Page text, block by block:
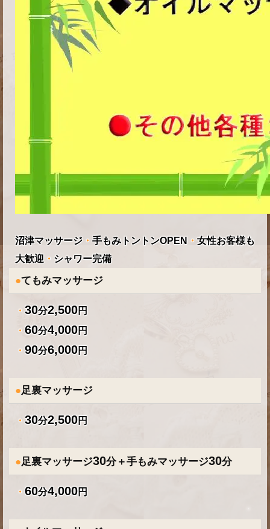
沼津マッサージ ・ 手もみトントンOPEN ・女性お客様も
大歓迎 ・ シャワー完備
●てもみマッサージ
・ 30分2,500円
・ 60分4,000円
・ 90分6,000円
●足裏マッサージ
・ 30分2,500円
●足裏マッサージ30分＋手もみマッサージ30分
・ 60分4,000円